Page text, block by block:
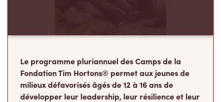
Le programme pluriannuel des Camps de la
Fondation Tim Hortons® permet aux jeunes de
milieux défavorisés âgés de 12 à 16 ans de
développer leur leadership, leur résilience et leur